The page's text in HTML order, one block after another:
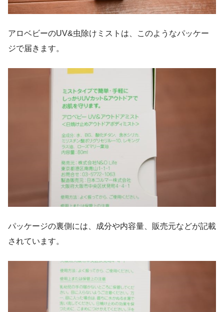
アロベビーのUV&虫除けミストは、このようなパッケー
ジで届きます。
パッケージの裏側には、成分や内容量、販売元などが記載
されています。